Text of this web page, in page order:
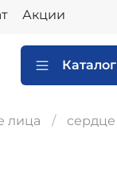
Акции
Каталог
лица сердце